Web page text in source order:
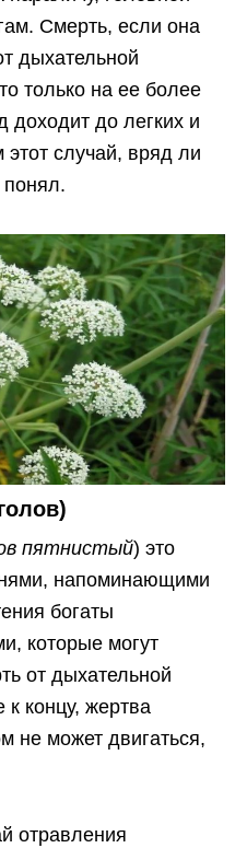
Смерть, если она
дыхательной
только на ее более
доходит до легких и
случай, вряд ли
пятнистый) это
напоминающими
богаты
которые могут
от дыхательной
к концу, жертва
не может двигаться,
отравления